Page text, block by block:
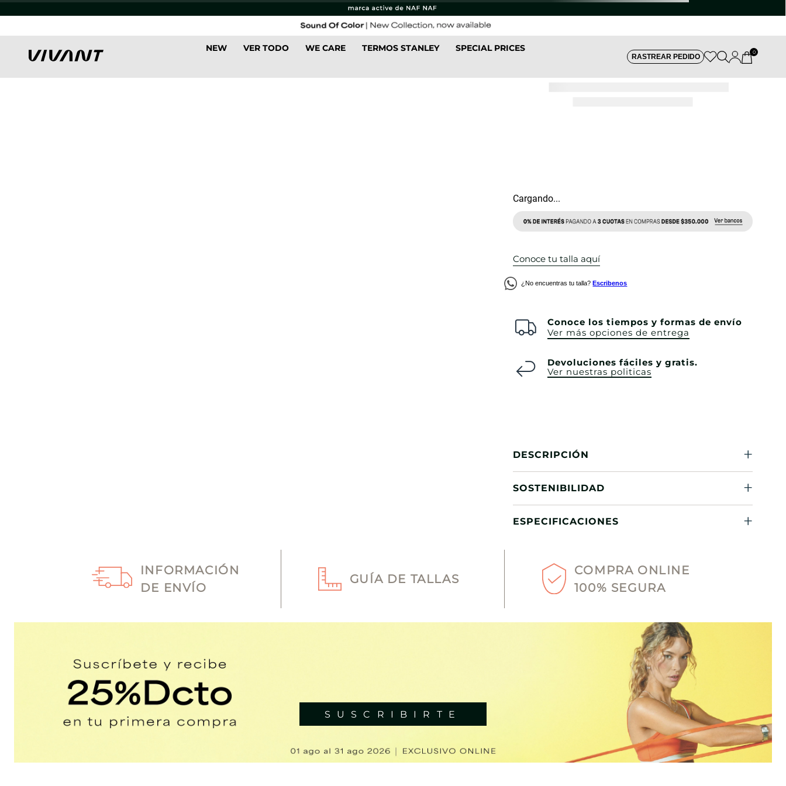
NEW VER TODO WE CARE TERMOS STANLEY SPECIAL PRICES
RASTREAR PEDIDO
0
Cargando...
Conoce tu talla aquí
¿No encuentras tu talla? Escribenos
Conoce los tiempos y formas de envío
Ver más opciones de entrega
Devoluciones fáciles y gratis.
Ver nuestras politicas
DESCRIPCIÓN
SOSTENIBILIDAD
ESPECIFICACIONES
INFORMACIÓN
DE ENVÍO
GUÍA DE TALLAS
COMPRA ONLINE
100% SEGURA
SUSCRIBIRTE